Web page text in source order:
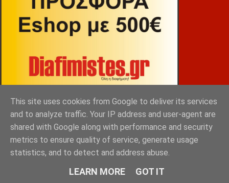
ΒΕΚΡΑΚΟΣ
This site uses cookies from Google to deliver its services
and to analyze traffic. Your IP address and user-agent are
shared with Google along with performance and security
metrics to ensure quality of service, generate usage
statistics, and to detect and address abuse.
LEARN MORE GOT IT